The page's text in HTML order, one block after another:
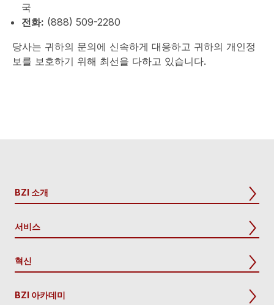
국
전화: (888) 509-2280
당사는 귀하의 문의에 신속하게 대응하고 귀하의 개인정
보를 보호하기 위해 최선을 다하고 있습니다.
BZI 소개
서비스
혁신
BZI 아카데미